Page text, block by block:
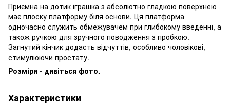
Приємна на дотик іграшка з абсолютно гладкою поверхнею
має плоску платформу біля основи. Ця платформа
одночасно служить обмежувачем при глибокому введенні, а
також ручкою для зручного поводження з пробкою.
Загнутий кінчик додасть відчуттів, особливо чоловікові,
стимулюючи простату.
Розміри - дивіться фото.
Характеристики